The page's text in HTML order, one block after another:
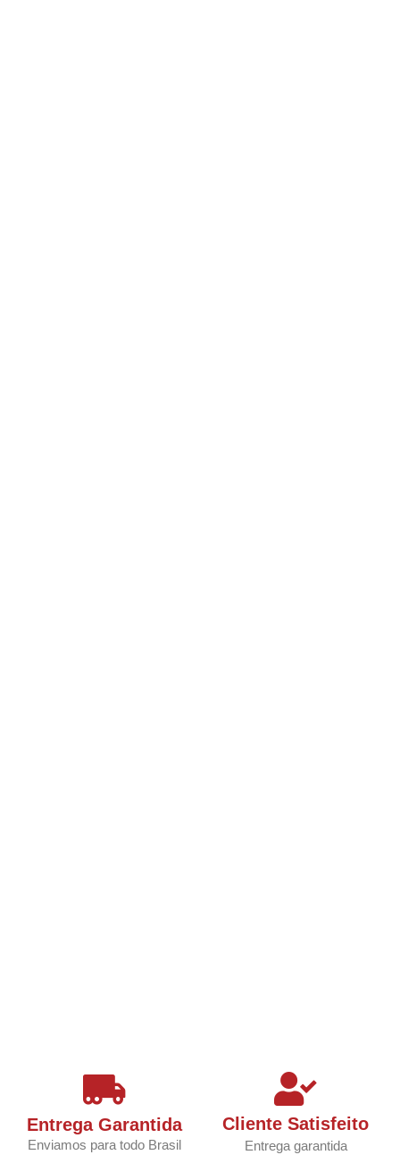
Entrega Garantida
Enviamos para todo Brasil
Cliente Satisfeito
Entrega garantida